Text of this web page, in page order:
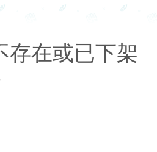
存在或已下架